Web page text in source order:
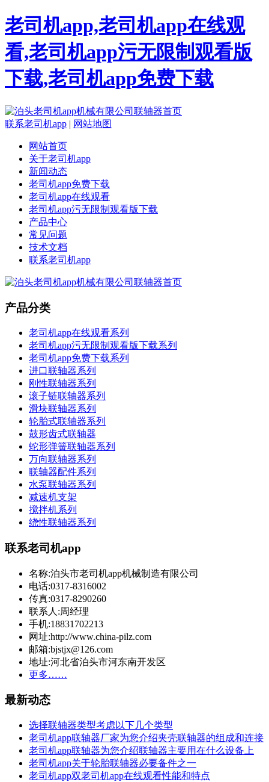
老司机app,老司机app在线观
看,老司机app污无限制观看版
下载,老司机app免费下载
联系老司机app | 网站地图
网站首页
关于老司机app
新闻动态
老司机app免费下载
老司机app在线观看
老司机app污无限制观看版下载
产品中心
常见问题
技术文档
联系老司机app
产品分类
老司机app在线观看系列
老司机app污无限制观看版下载系列
老司机app免费下载系列
进口联轴器系列
刚性联轴器系列
滚子链联轴器系列
滑块联轴器系列
轮胎式联轴器系列
鼓形齿式联轴器
蛇形弹簧联轴器系列
万向联轴器系列
联轴器配件系列
水泵联轴器系列
减速机支架
搅拌机系列
绕性联轴器系列
联系老司机app
名称:泊头市老司机app机械制造有限公司
电话:0317-8316002
传真:0317-8290260
联系人:周经理
手机:18831702213
网址:http://www.china-pilz.com
邮箱:bjstjx@126.com
地址:河北省泊头市河东南开发区
更多……
最新动态
选择联轴器类型考虑以下几个类型
老司机app联轴器厂家为您介绍夹壳联轴器的组成和连接
老司机app联轴器为您介绍联轴器主要用在什么设备上
老司机app关于轮胎联轴器必要备件之一
老司机app双老司机app在线观看性能和特点